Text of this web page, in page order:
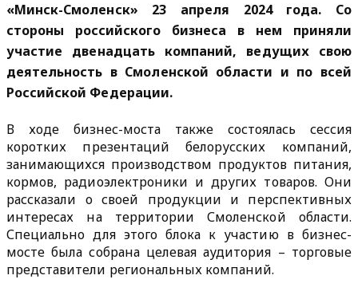
«Минск-Смоленск» 23 апреля 2024 года. Со
стороны российского бизнеса в нем приняли
участие двенадцать компаний, ведущих свою
деятельность в Смоленской области и по всей
Российской Федерации.
В ходе бизнес-моста также состоялась сессия
коротких презентаций белорусских компаний,
занимающихся производством продуктов питания,
кормов, радиоэлектроники и других товаров. Они
рассказали о своей продукции и перспективных
интересах на территории Смоленской области.
Специально для этого блока к участию в бизнес-
мосте была собрана целевая аудитория – торговые
представители региональных компаний.